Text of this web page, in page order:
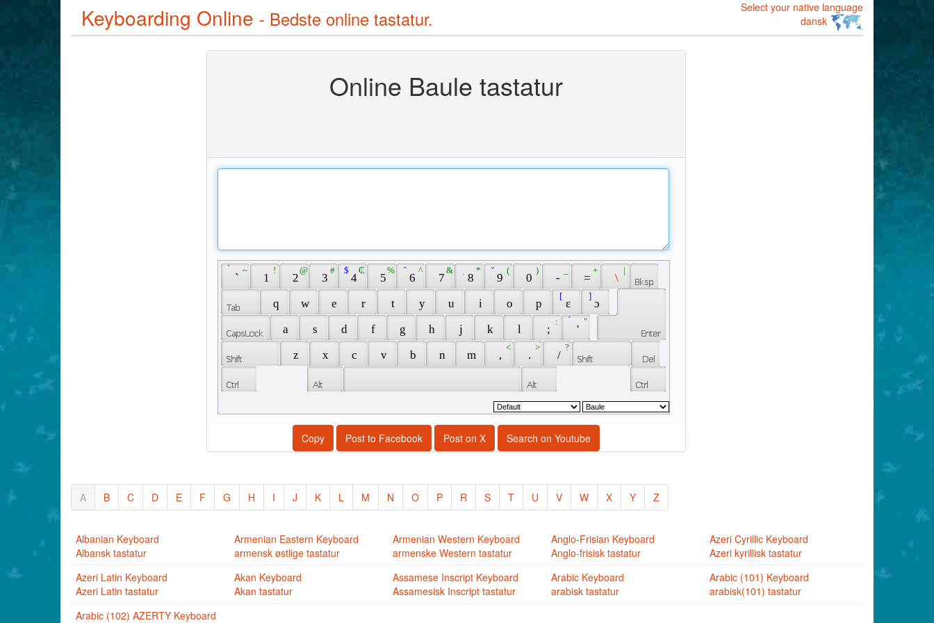
Keyboarding Online - Bedste online tastatur.
Select your native language
dansk
Online Baule tastatur
`
~
1
!
2
@
3
#
4
₵
$
5
%
6
^
̂
7
&
8
*
9
(
̆
0
)
- =
+
\
|
q w e r t y u i o p ɛ
[
ɔ
]
a s d f g h j k l ;
:
'
"
z x c v b n m ,
<
.
>
/
?
Copy Post to Facebook Post on X Search on Youtube
A B C D E F G H I J K L M N O P R S T U V W X Y Z
Albanian Keyboard
Albansk tastatur
Armenian Eastern Keyboard
armensk østlige tastatur
Armenian Western Keyboard
armenske Western tastatur
Anglo-Frisian Keyboard
Anglo-frisisk tastatur
Azeri Cyrillic Keyboard
Azeri kyrillisk tastatur
Azeri Latin Keyboard
Azeri Latin tastatur
Akan Keyboard
Akan tastatur
Assamese Inscript Keyboard
Assamesisk Inscript tastatur
Arabic Keyboard
arabisk tastatur
Arabic (101) Keyboard
arabisk(101) tastatur
Arabic (102) AZERTY Keyboard